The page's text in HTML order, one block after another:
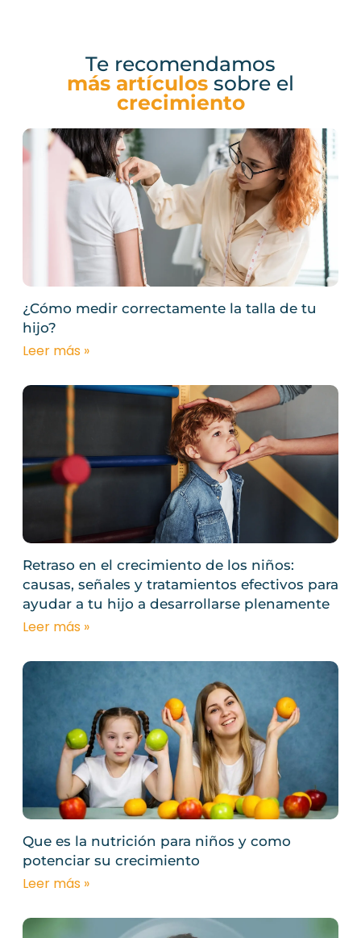
Te recomendamos
más artículos sobre el
crecimiento
¿Cómo medir correctamente la talla de tu
hijo?
Leer más »
Retraso en el crecimiento de los niños:
causas, señales y tratamientos efectivos para
ayudar a tu hijo a desarrollarse plenamente
Leer más »
Que es la nutrición para niños y como
potenciar su crecimiento
Leer más »